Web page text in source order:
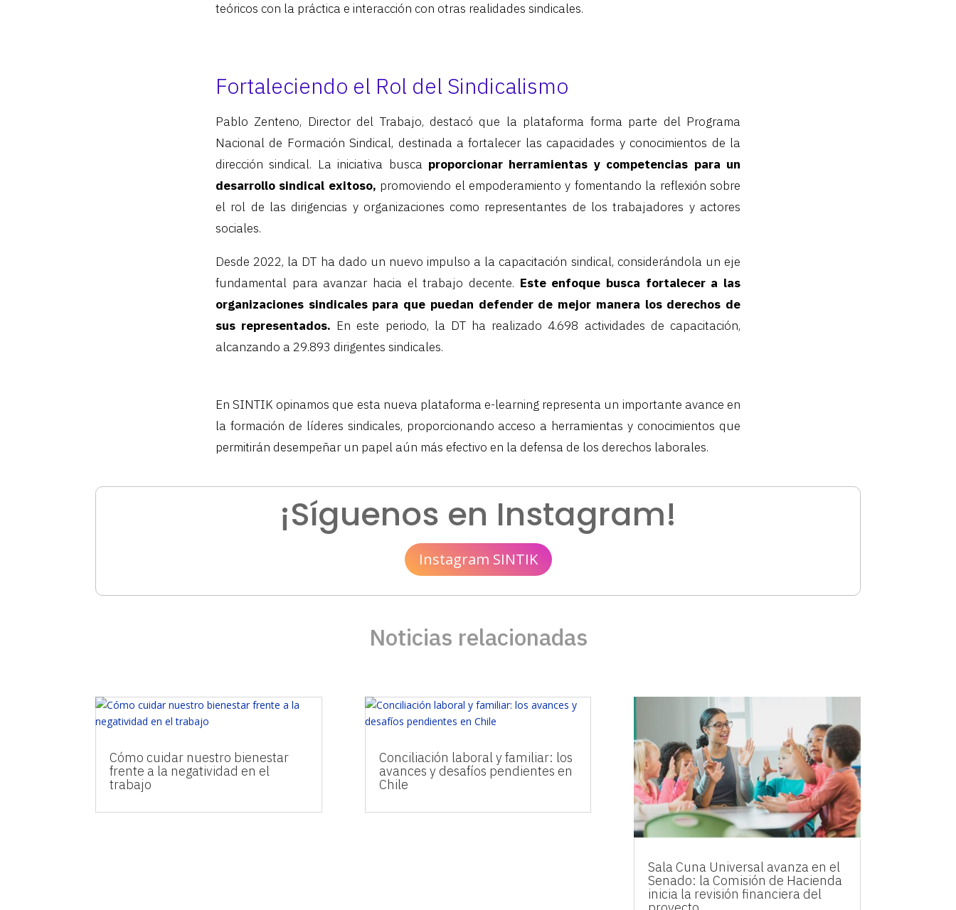
teóricos con la práctica e interacción con otras realidades sindicales.
Fortaleciendo el Rol del Sindicalismo
Pablo Zenteno, Director del Trabajo, destacó que la plataforma forma parte del Programa
Nacional de Formación Sindical, destinada a fortalecer las capacidades y conocimientos de la
dirección sindical. La iniciativa busca proporcionar herramientas y competencias para un
desarrollo sindical exitoso, promoviendo el empoderamiento y fomentando la reflexión sobre
el rol de las dirigencias y organizaciones como representantes de los trabajadores y actores
sociales.
Desde 2022, la DT ha dado un nuevo impulso a la capacitación sindical, considerándola un eje
fundamental para avanzar hacia el trabajo decente. Este enfoque busca fortalecer a las
organizaciones sindicales para que puedan defender de mejor manera los derechos de
sus representados. En este periodo, la DT ha realizado 4.698 actividades de capacitación,
alcanzando a 29.893 dirigentes sindicales.
En SINTIK opinamos que esta nueva plataforma e-learning representa un importante avance en
la formación de líderes sindicales, proporcionando acceso a herramientas y conocimientos que
permitirán desempeñar un papel aún más efectivo en la defensa de los derechos laborales.
¡Síguenos en Instagram!
Instagram SINTIK
Noticias relacionadas
Cómo cuidar nuestro bienestar
frente a la negatividad en el
trabajo
Conciliación laboral y familiar: los
avances y desafíos pendientes en
Chile
Sala Cuna Universal avanza en el
Senado: la Comisión de Hacienda
inicia la revisión financiera del